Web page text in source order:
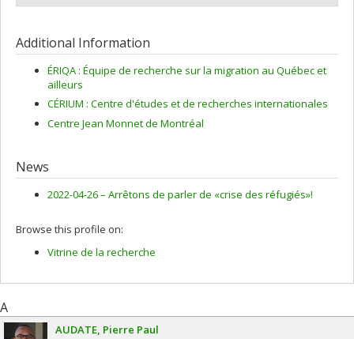
Additional Information
ÉRIQA : Équipe de recherche sur la migration au Québec et
ailleurs
CÉRIUM : Centre d'études et de recherches internationales
Centre Jean Monnet de Montréal
News
2022-04-26 – Arrêtons de parler de «crise des réfugiés»!
Browse this profile on:
Vitrine de la recherche
A
AUDATE Pierre Paul